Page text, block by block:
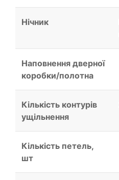
Нічник
Наповнення дверної
коробки/полотна
Кількість контурів
ущільнення
Кількість петель,
шт